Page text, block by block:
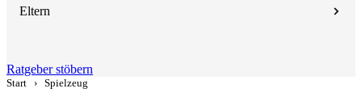
Eltern
Ratgeber stöbern
Start › Spielzeug